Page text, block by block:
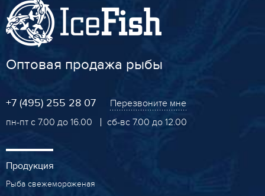
Оптовая продажа рыбы
+7 (495) 255 28 07
Перезвоните мне
пн-пт с 7.00 до 16.00
сб-вс 7.00 до 12.00
Продукция
Рыба свежемороженая